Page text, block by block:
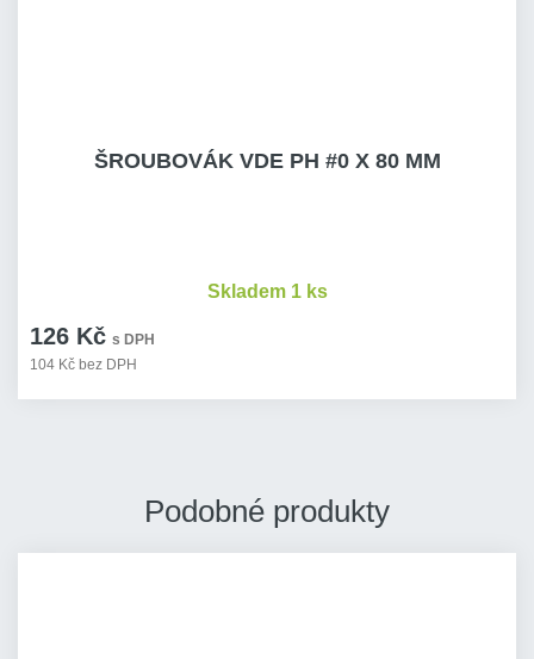
ŠROUBOVÁK VDE PH #0 X 80 MM
126 Kč s DPH
104 Kč bez DPH
Skladem 1 ks
Podobné produkty